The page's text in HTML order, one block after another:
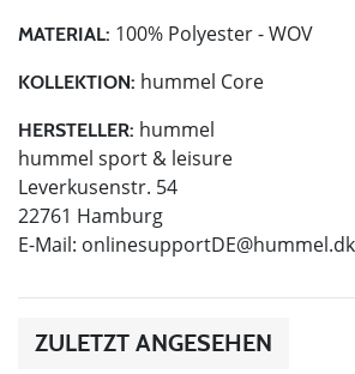
MATERIAL: 100% Polyester - WOV
KOLLEKTION: hummel Core
HERSTELLER: hummel
hummel sport & leisure
Leverkusenstr. 54
22761 Hamburg
E-Mail: onlinesupportDE@hummel.dk
ZULETZT ANGESEHEN